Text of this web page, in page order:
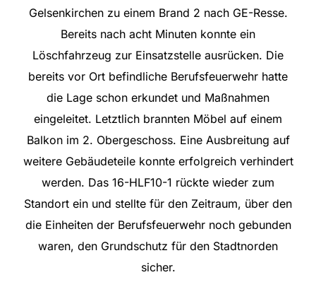
Gelsenkirchen zu einem Brand 2 nach GE-Resse.
Bereits nach acht Minuten konnte ein
Löschfahrzeug zur Einsatzstelle ausrücken. Die
bereits vor Ort befindliche Berufsfeuerwehr hatte
die Lage schon erkundet und Maßnahmen
eingeleitet. Letztlich brannten Möbel auf einem
Balkon im 2. Obergeschoss. Eine Ausbreitung auf
weitere Gebäudeteile konnte erfolgreich verhindert
werden. Das 16-HLF10-1 rückte wieder zum
Standort ein und stellte für den Zeitraum, über den
die Einheiten der Berufsfeuerwehr noch gebunden
waren, den Grundschutz für den Stadtnorden
sicher.